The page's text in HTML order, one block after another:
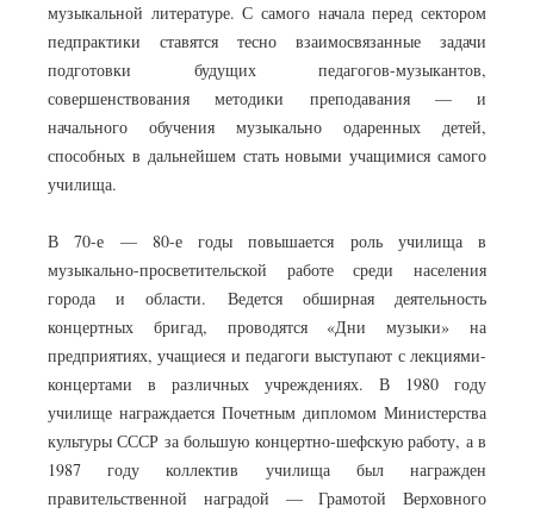
музыкальной литературе. С самого начала перед сектором
педпрактики ставятся тесно взаимосвязанные задачи
подготовки будущих педагогов-музыкантов,
совершенствования методики преподавания — и
начального обучения музыкально одаренных детей,
способных в дальнейшем стать новыми учащимися самого
училища.
В 70-е — 80-е годы повышается роль училища в
музыкально-просветительской работе среди населения
города и области. Ведется обширная деятельность
концертных бригад, проводятся «Дни музыки» на
предприятиях, учащиеся и педагоги выступают с лекциями-
концертами в различных учреждениях. В 1980 году
училище награждается Почетным дипломом Министерства
культуры СССР за большую концертно-шефскую работу, а в
1987 году коллектив училища был награжден
правительственной наградой — Грамотой Верховного